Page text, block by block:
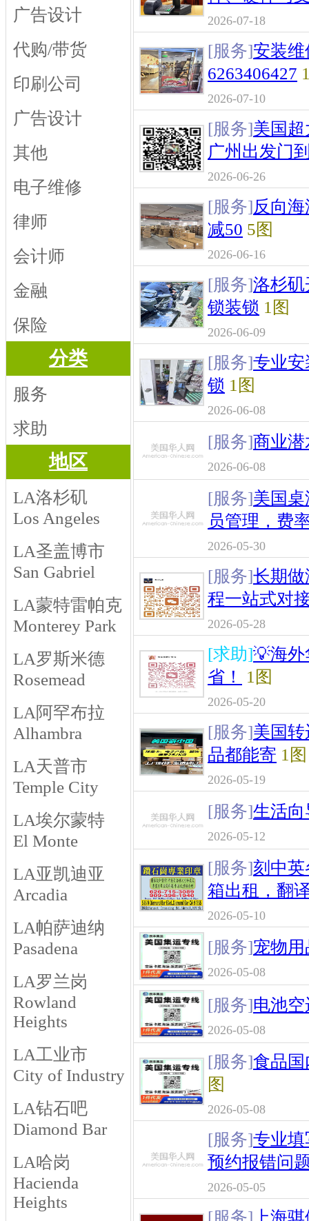
广告设计
代购/带货
印刷公司
广告设计
其他
电子维修
律师
会计师
金融
保险
分类
服务
求助
地区
LA洛杉矶
Los Angeles
LA圣盖博市
San Gabriel
LA蒙特雷帕克
Monterey Park
LA罗斯米德
Rosemead
LA阿罕布拉
Alhambra
LA天普市
Temple City
LA埃尔蒙特
El Monte
LA亚凯迪亚
Arcadia
LA帕萨迪纳
Pasadena
LA罗兰岗
Rowland
Heights
LA工业市
City of Industry
LA钻石吧
Diamond Bar
LA哈岗
Hacienda
Heights
2026-07-18
[服务]安装
6263406427
2026-07-10
[服务]美国
广州出发门
2026-06-26
[服务]反向
减50 5图
2026-06-16
[服务]洛杉
锁装锁 1图
2026-06-09
[服务]专业
锁 1图
2026-06-08
[服务]商业潜
2026-06-08
[服务]美国桌
员管理，费
2026-05-30
[服务]长期
程一站式对
2026-05-28
[求助]💡海
省！
1图
2026-05-20
[服务]美国
品都能寄 1图
2026-05-19
[服务]生活向
2026-05-12
[服务]刻中
箱出租，翻
2026-05-10
[服务]宠物
2026-05-08
[服务]电池
2026-05-08
[服务]食品
图
2026-05-08
[服务]专业填
预约报错问
2026-05-05
[服务] 上海